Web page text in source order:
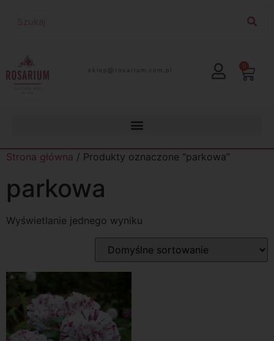
lp.moc.muirasor@pelks 0
Strona główna / Produkty oznaczone “parkowa”
parkowa
Wyświetlanie jednego wyniku